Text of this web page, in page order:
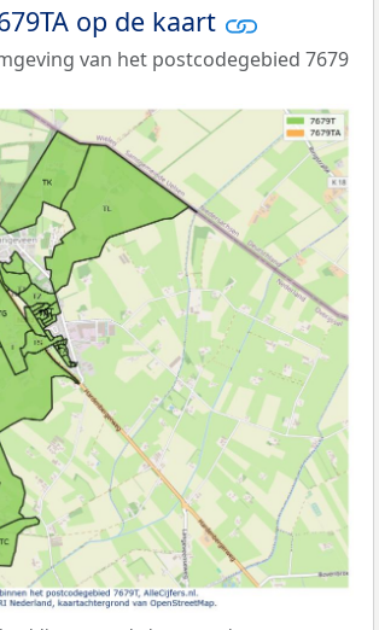
op de kaart
van het postcodegebied 7679